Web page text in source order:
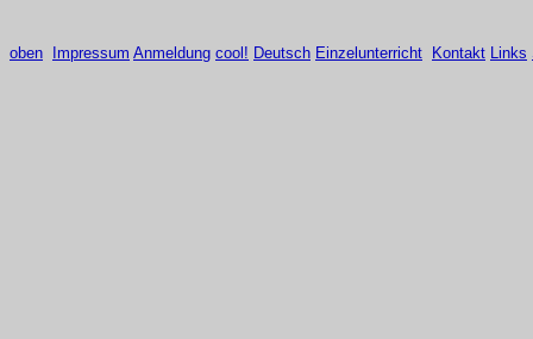
oben Impressum Anmeldung cool! Deutsch Einzelunterricht Kontakt Links